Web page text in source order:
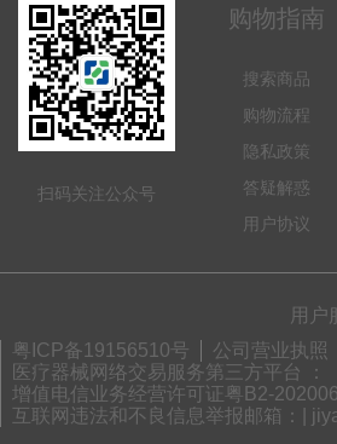
扫码关注公众号
购物指南
搜索商品
购物流程
隐私政策
答疑解惑
用户协议
用户
粤ICP备19156510号
公司营业执照
医疗器械网络交易服务第三方平台
增值电信业务经营许可证粤B2-
互联网违法和不良信息举报邮箱：|